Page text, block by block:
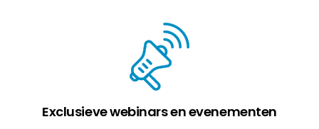
Exclusieve webinars en evenementen